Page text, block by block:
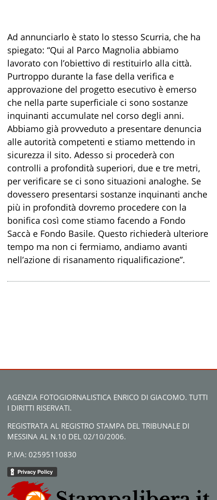
Ad annunciarlo è stato lo stesso Scurria, che ha
spiegato: “Qui al Parco Magnolia abbiamo
lavorato con l’obiettivo di restituirlo alla città.
Purtroppo durante la fase della verifica e
approvazione del progetto esecutivo è emerso
che nella parte superficiale ci sono sostanze
inquinanti accumulate nel corso degli anni.
Abbiamo già provveduto a presentare denuncia
alle autorità competenti e stiamo mettendo in
sicurezza il sito. Adesso si procederà con
controlli a profondità superiori, due e tre metri,
per verificare se ci sono situazioni analoghe. Se
dovessero presentarsi sostanze inquinanti anche
più in profondità dovremo procedere con la
bonifica così come stiamo facendo a Fondo
Saccà e Fondo Basile. Questo richiederà ulteriore
tempo ma non ci fermiamo, andiamo avanti
nell’azione di risanamento riqualificazione”.
AGENZIA FOTOGIORNALISTICA ENRICO DI GIACOMO. TUTTI
I DIRITTI RISERVATI.
REGISTRATA AL REGISTRO STAMPA DEL TRIBUNALE DI
MESSINA AL N.10 DEL 02/10/2006.
P.IVA: 02595110830